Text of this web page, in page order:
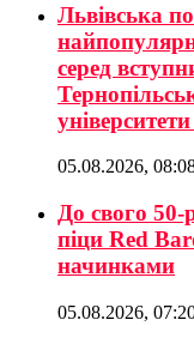
Львівська
серед
05.08.2026,
До свого 50-
піци Red
начинками
05.08.2026,